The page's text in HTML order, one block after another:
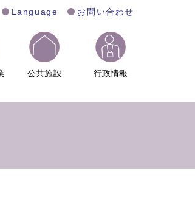
Language お問い合わせ
公共施設 行政情報